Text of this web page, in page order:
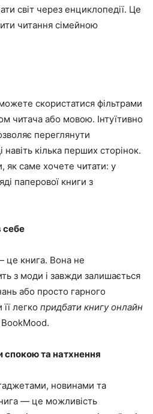
світ через енциклопедії. Це
читання сімейною
скористатися фільтрами
читача або мовою. Інтуїтивно
переглянути
навіть кілька перших сторінок.
як саме хочете читати: у
паперової книги з
себе
книга. Вона не
з моди і завжди залишається
або просто гарного
легко придбати книгу онлайн
спокою та натхнення
новинами та
— це можливість